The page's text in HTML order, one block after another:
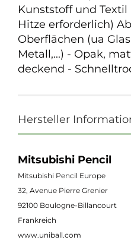
Kunststoff und
Hitze erforderlich)
Oberflächen (ua
Metall,...) - Opak,
deckend -
Hersteller
Mitsubishi Pencil
Mitsubishi Pencil Europe
32, Avenue Pierre Grenier
92100 Boulogne-Billancourt
Frankreich
www.uniball.com